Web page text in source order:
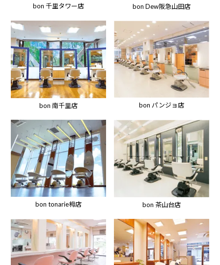
bon 千里タワー店 bon Dew阪急山田店
bon 南千里店 bon パンジョ店
bon tonarie栂店 bon 茶山台店